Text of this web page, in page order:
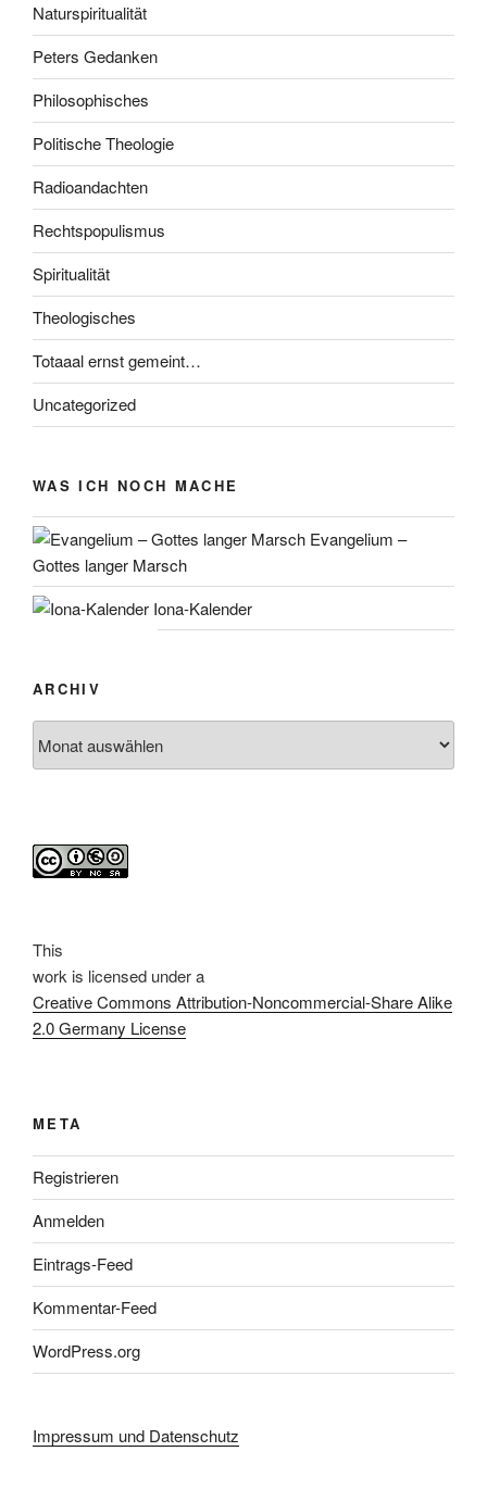
Naturspiritualität
Peters Gedanken
Philosophisches
Politische Theologie
Radioandachten
Rechtspopulismus
Spiritualität
Theologisches
Totaaal ernst gemeint…
Uncategorized
WAS ICH NOCH MACHE
Evangelium –
Gottes langer Marsch
Iona-Kalender
ARCHIV
This
work is licensed under a
Creative Commons Attribution-Noncommercial-Share Alike
2.0 Germany License
META
Registrieren
Anmelden
Eintrags-Feed
Kommentar-Feed
WordPress.org
Impressum und Datenschutz